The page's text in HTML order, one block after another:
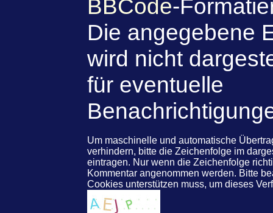
BBCode-
Die angegebene
wird nicht
für eventuelle
Um maschinelle und automatische
verhindern, bitte die Zeichenfolge im
eintragen. Nur wenn die Zeichenfolge
Kommentar angenommen werden. Bitte
Cookies unterstützen muss, um dieses